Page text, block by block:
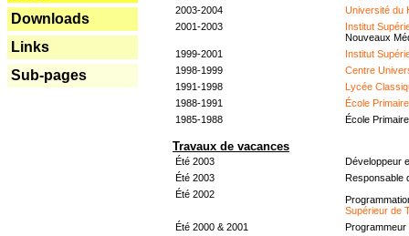
Downloads
Links
Sub-pages
2003-2004
Université du
2001-2003
Institut
Nouveaux
1999-2001
Institut
1998-1999
Centre
1991-1998
Lycée
1988-1991
École
1985-1988
École
Travaux de vacances
Été 2003
Développeur
Été 2003
Responsable
Été 2002
Supérieur de
Été 2000 & 2001
Programmeur